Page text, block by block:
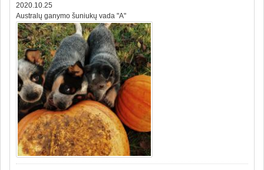
2020.10.25
Australų ganymo šuniukų vada "A"